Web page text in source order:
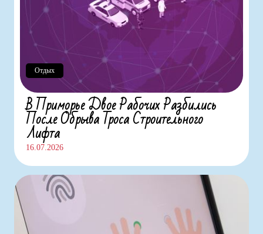
В Приморье Двое Рабочих Разбились
После Обрыва Троса Строительного
Лифта
16.07.2026
Отдых